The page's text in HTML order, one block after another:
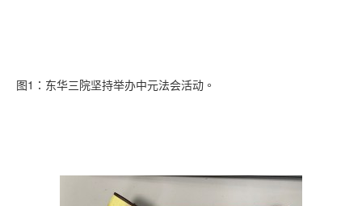
图1：东华三院坚持举办中元法会活动。